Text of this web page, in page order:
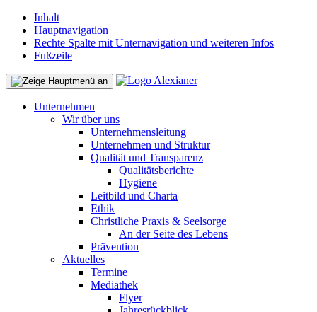
Inhalt
Hauptnavigation
Rechte Spalte mit Unternavigation und weiteren Infos
Fußzeile
Unternehmen
Wir über uns
Unternehmensleitung
Unternehmen und Struktur
Qualität und Transparenz
Qualitätsberichte
Hygiene
Leitbild und Charta
Ethik
Christliche Praxis & Seelsorge
An der Seite des Lebens
Prävention
Aktuelles
Termine
Mediathek
Flyer